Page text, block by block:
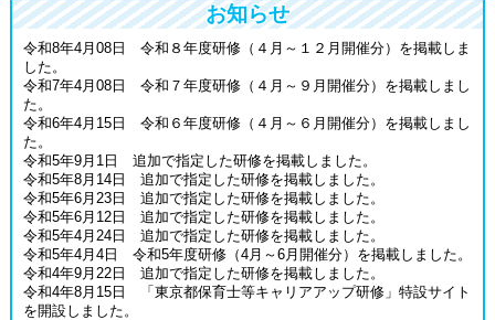
お知らせ
令和8年4月08日 令和８年度研修（４月～１２月開催分）を掲載しま
した。
令和7年4月08日 令和７年度研修（４月～９月開催分）を掲載しまし
た。
令和6年4月15日 令和６年度研修（４月～６月開催分）を掲載しまし
た。
令和5年9月1日 追加で指定した研修を掲載しました。
令和5年8月14日 追加で指定した研修を掲載しました。
令和5年6月23日 追加で指定した研修を掲載しました。
令和5年6月12日 追加で指定した研修を掲載しました。
令和5年4月24日 追加で指定した研修を掲載しました。
令和5年4月4日 令和5年度研修（4月～6月開催分）を掲載しました。
令和4年9月22日 追加で指定した研修を掲載しました。
令和4年8月15日 「東京都保育士等キャリアアップ研修」特設サイト
を開設しました。